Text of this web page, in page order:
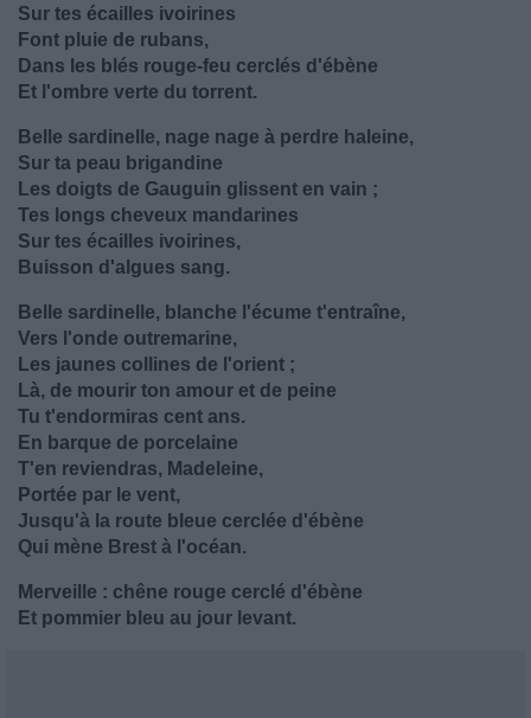
Sur tes écailles ivoirines
Font pluie de rubans,
Dans les blés rouge-feu cerclés d'ébène
Et l'ombre verte du torrent.
Belle sardinelle, nage nage à perdre haleine,
Sur ta peau brigandine
Les doigts de Gauguin glissent en vain ;
Tes longs cheveux mandarines
Sur tes écailles ivoirines,
Buisson d'algues sang.
Belle sardinelle, blanche l'écume t'entraîne,
Vers l'onde outremarine,
Les jaunes collines de l'orient ;
Là, de mourir ton amour et de peine
Tu t'endormiras cent ans.
En barque de porcelaine
T'en reviendras, Madeleine,
Portée par le vent,
Jusqu'à la route bleue cerclée d'ébène
Qui mène Brest à l'océan.
Merveille : chêne rouge cerclé d'ébène
Et pommier bleu au jour levant.